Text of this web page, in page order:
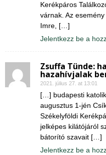
Kerékpáros
várnak. Az
Imre, […]
Jelentkezz be a
Zsuffa Tünde:
hazahívjalak
2021. július 27. at 13:01
[…] budapesti
augusztus 1-jén
Székelyföldi
jelképes kilátójáról
bátorító szavait […]
Jelentkezz be a